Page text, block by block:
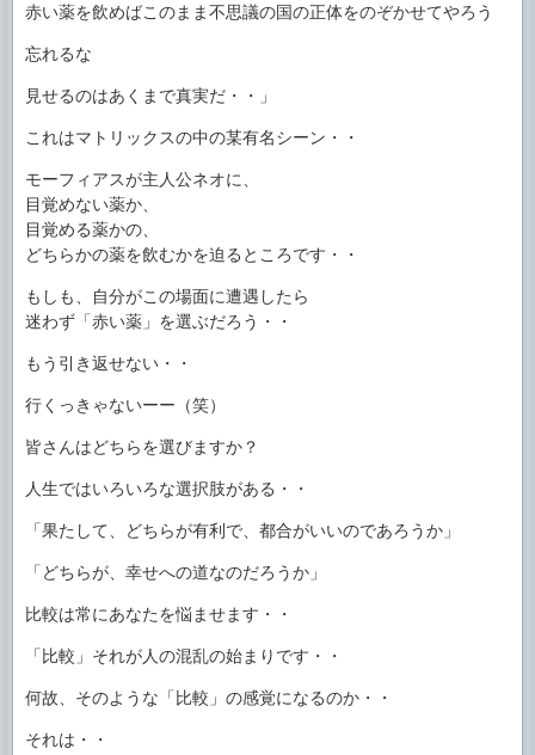
赤い薬を飲めばこのまま不思議の国の正体をのぞかせてやろう
忘れるな
見せるのはあくまで真実だ・・」
これはマトリックスの中の某有名シーン・・
モーフィアスが主人公ネオに、
目覚めない薬か、
目覚める薬かの、
どちらかの薬を飲むかを迫るところです・・
もしも、自分がこの場面に遭遇したら
迷わず「赤い薬」を選ぶだろう・・
もう引き返せない・・
行くっきゃないーー（笑）
皆さんはどちらを選びますか？
人生ではいろいろな選択肢がある・・
「果たして、どちらが有利で、都合がいいのであろうか」
「どちらが、幸せへの道なのだろうか」
比較は常にあなたを悩ませます・・
「比較」それが人の混乱の始まりです・・
何故、そのような「比較」の感覚になるのか・・
それは・・